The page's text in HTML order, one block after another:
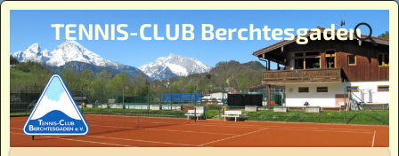
TENNIS-CLUB Berchtesgaden